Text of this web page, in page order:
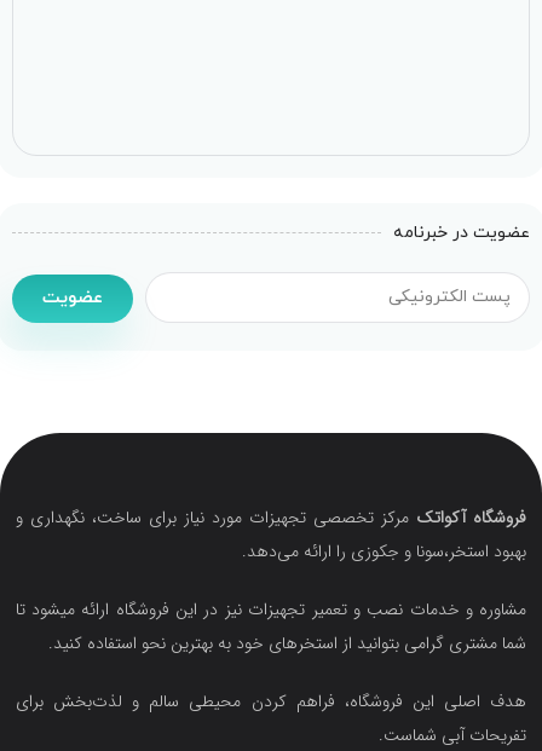
عضویت در خبرنامه
عضویت
فروشگاه آکواتک مرکز تخصصی تجهیزات مورد نیاز برای ساخت، نگهداری و
بهبود استخر،سونا و جکوزی را ارائه می‌دهد.
مشاوره و خدمات نصب و تعمیر تجهیزات نیز در این فروشگاه ارائه میشود تا
شما مشتری گرامی بتوانید از استخرهای خود به بهترین نحو استفاده کنید.
هدف اصلی این فروشگاه‌، فراهم کردن محیطی سالم و لذت‌بخش برای
تفریحات آبی شماست.